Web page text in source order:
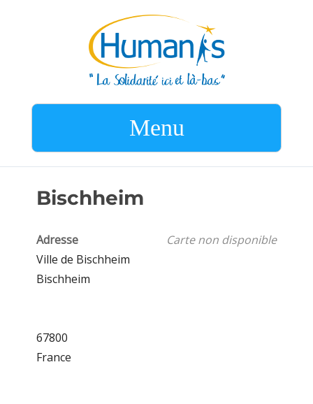
Menu
Bischheim
Carte non disponible
Adresse
Ville de Bischheim
Bischheim
67800
France